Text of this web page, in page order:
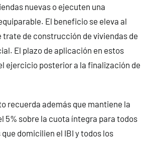
nuevas o ejecuten una
El beneficio se eleva al
trate de construcción de viviendas de
El plazo de aplicación en estos
ejercicio posterior a la finalización de
recuerda además que mantiene la
5% sobre la cuota íntegra para todos
domicilien el IBI y todos los